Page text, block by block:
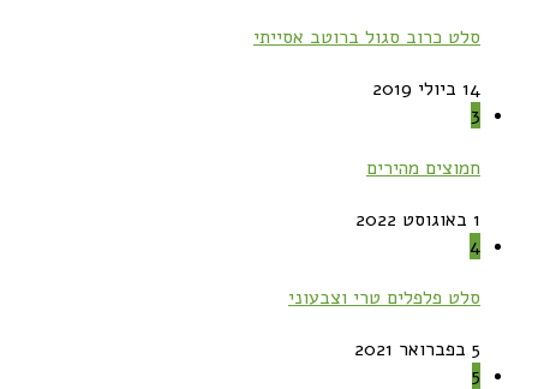
סלט כרוב סגול ברוטב אסייתי
14 ביולי 2019
3
חמוצים מהירים
1 באוגוסט 2022
4
סלט פלפלים טרי וצבעוני
5 בפברואר 2021
5